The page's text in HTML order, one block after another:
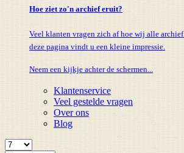
Hoe ziet zo'n archief eruit?
Veel klanten vragen zich af hoe wij alle
deze pagina vindt u een kleine impressie.
Neem een kijkje achter de schermen...
Klantenservice
Veel gestelde vragen
Over ons
Blog